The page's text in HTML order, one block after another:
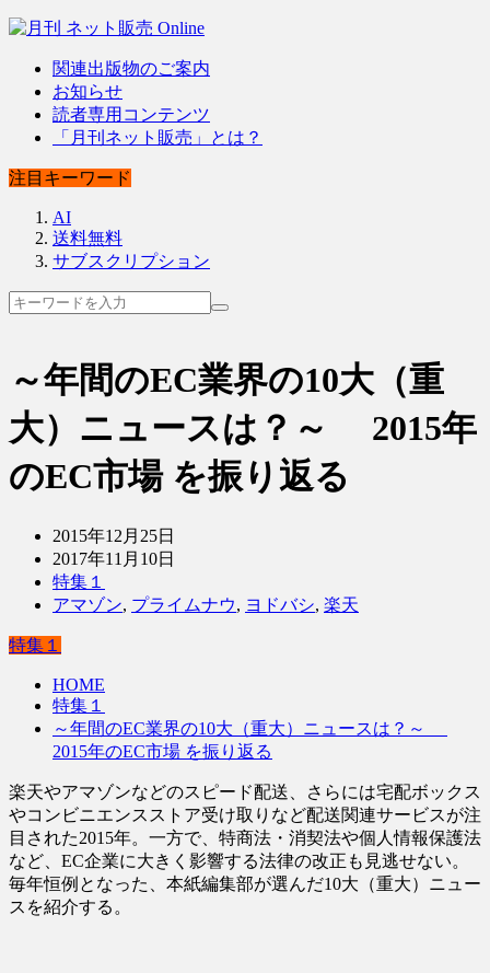
関連出版物のご案内
お知らせ
読者専用コンテンツ
「月刊ネット販売」とは？
注目キーワード
AI
送料無料
サブスクリプション
～年間のEC業界の10大（重
大）ニュースは？～ 2015年
のEC市場 を振り返る
2015年12月25日
2017年11月10日
特集１
アマゾン, プライムナウ, ヨドバシ, 楽天
特集１
HOME
特集１
～年間のEC業界の10大（重大）ニュースは？～
2015年のEC市場 を振り返る
楽天やアマゾンなどのスピード配送、さらには宅配ボックス
やコンビニエンスストア受け取りなど配送関連サービスが注
目された2015年。一方で、特商法・消契法や個人情報保護法
など、EC企業に大きく影響する法律の改正も見逃せない。
毎年恒例となった、本紙編集部が選んだ10大（重大）ニュー
スを紹介する。